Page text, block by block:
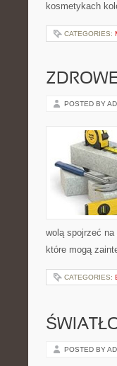
kosmetykach
CATEGORIES:
POSTED BY
wolą spojrzeć
które mogą
CATEGORIES:
POSTED BY